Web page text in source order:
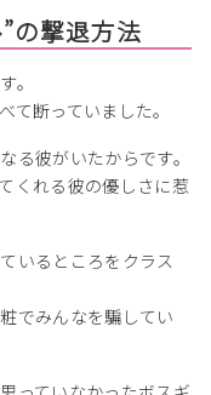
の撃退方法
。
て断っていました。
る彼がいたからです。
くれる彼の優しさに惹
いるところをクラス
でみんなを騙してい